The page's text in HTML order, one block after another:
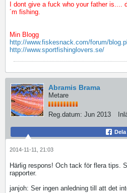
I dont give a fuck who your father is....
´m fishing.
Min Blogg
http://www.fiskesnack.com/forum/
http://www.sportfishinglovers.se/
Abramis Brama
Metare
Reg.datum: Jun 2013
Dela
2014-11-11, 21:03
Härlig respons! Och tack för flera tips.
rapporter.
janjoh: Ser ingen anledning till att det